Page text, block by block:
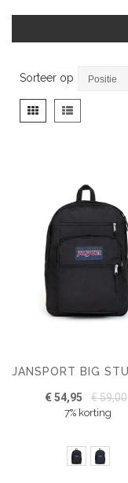
Sorteer op
Tonen
als
Foto-
tabel
Lijst
€ 54,95 € 59,00
7% korting